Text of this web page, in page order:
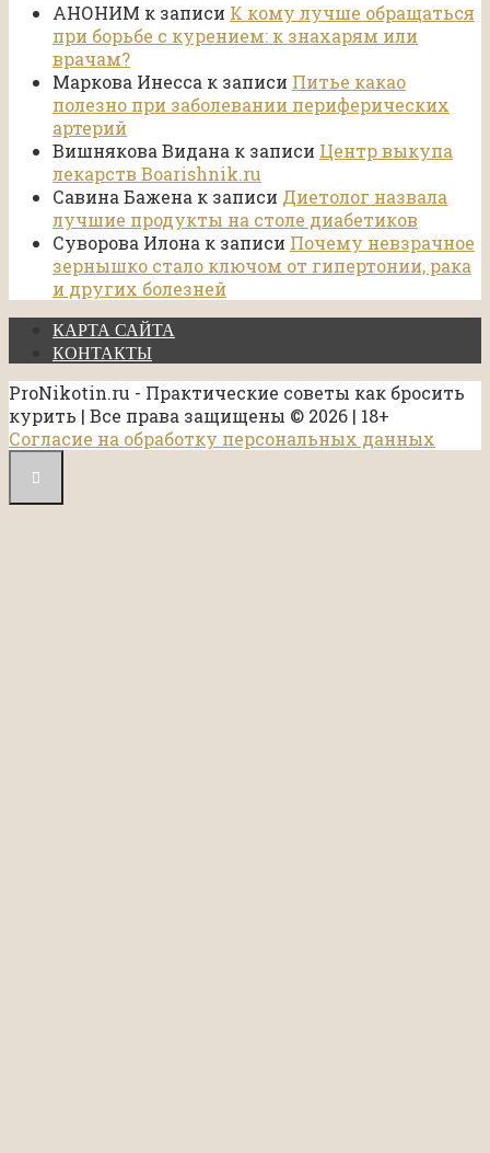
АНОНИМ к записи К кому лучше обращаться
при борьбе с курением: к знахарям или
врачам?
Маркова Инесса к записи Питье какао
полезно при заболевании периферических
артерий
Вишнякова Видана к записи Центр выкупа
лекарств Boarishnik.ru
Савина Бажена к записи Диетолог назвала
лучшие продукты на столе диабетиков
Суворова Илона к записи Почему невзрачное
зернышко стало ключом от гипертонии, рака
и других болезней
КАРТА САЙТА
КОНТАКТЫ
ProNikotin.ru - Практические советы как бросить
курить | Все права защищены © 2026 | 18+
Согласие на обработку персональных данных